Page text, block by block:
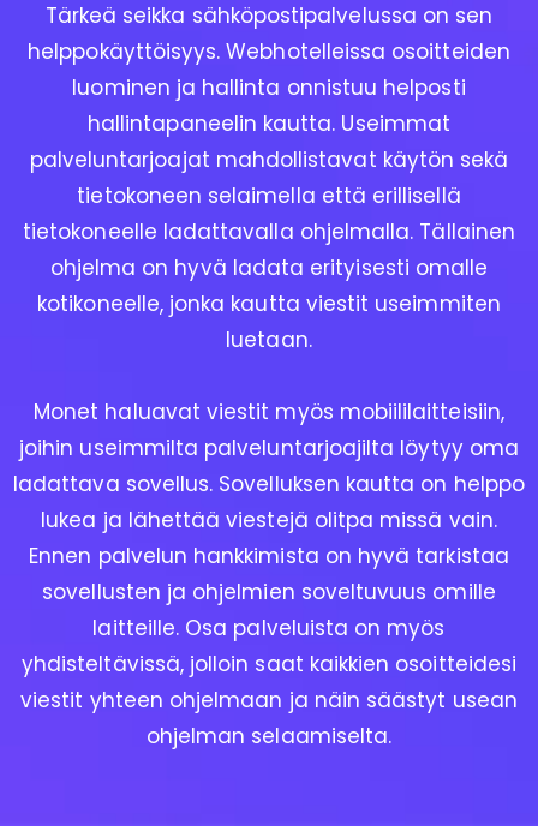
Tärkeä seikka sähköpostipalvelussa on sen
helppokäyttöisyys. Webhotelleissa osoitteiden
luominen ja hallinta onnistuu helposti
hallintapaneelin kautta. Useimmat
palveluntarjoajat mahdollistavat käytön sekä
tietokoneen selaimella että erillisellä
tietokoneelle ladattavalla ohjelmalla. Tällainen
ohjelma on hyvä ladata erityisesti omalle
kotikoneelle, jonka kautta viestit useimmiten
luetaan.
Monet haluavat viestit myös mobiililaitteisiin,
joihin useimmilta palveluntarjoajilta löytyy oma
ladattava sovellus. Sovelluksen kautta on helppo
lukea ja lähettää viestejä olitpa missä vain.
Ennen palvelun hankkimista on hyvä tarkistaa
sovellusten ja ohjelmien soveltuvuus omille
laitteille. Osa palveluista on myös
yhdisteltävissä, jolloin saat kaikkien osoitteidesi
viestit yhteen ohjelmaan ja näin säästyt usean
ohjelman selaamiselta.